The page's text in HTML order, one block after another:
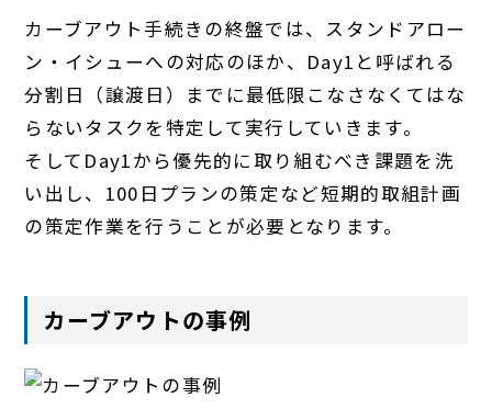
カーブアウト手続きの終盤では、スタンドアロー
ン・イシューへの対応のほか、Day1と呼ばれる
分割日（譲渡日）までに最低限こなさなくてはな
らないタスクを特定して実行していきます。
そしてDay1から優先的に取り組むべき課題を洗
い出し、100日プランの策定など短期的取組計画
の策定作業を行うことが必要となります。
カーブアウトの事例